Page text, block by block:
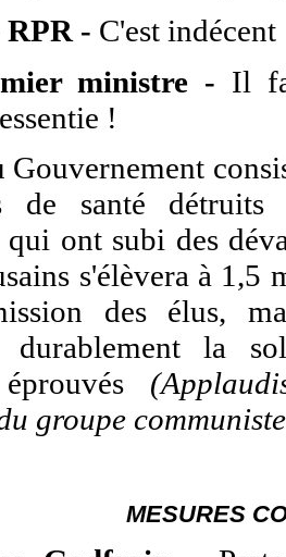
RPR - C'est
ministre - Il
!
de santé
qui ont subi des
s'élèvera à
des élus,
durablement la
groupe
MESURES